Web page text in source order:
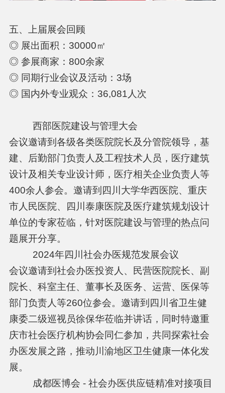
五、上届展会回顾
◎ 展出面积：30000㎡
◎ 参展商家：800余家
◎ 同期行业会议及活动：3场
◎ 国内外专业观众：36,081人次
西部医院建设与管理大会
会议邀请到各级各类医院院长及分管院领导，基
建、后勤部门负责人及工程技术人员，医疗建筑
设计及相关专业设计师，医疗相关企业负责人等
400余人参会。邀请到四川大学华西医院、重庆
市人民医院、四川泰康医院及医疗建筑规划设计
单位的专家莅临，针对医院建设与管理的热点问
题展开分享。
2024年四川社会办医规范发展会议
会议邀请到社会办医投资人、民营医院院长、副
院长、科室主任、董事长及医务、运营、医保等
部门负责人等260位参会。邀请到四川省卫生健
康委二级巡视员徐保华莅临并讲话，同时特邀重
庆市社会医疗机构协会同仁参加，共同探索社会
办医发展之路，推动川渝地区卫生健康一体化发
展。
成都医博会 - 社会办医供应链精准对接项目